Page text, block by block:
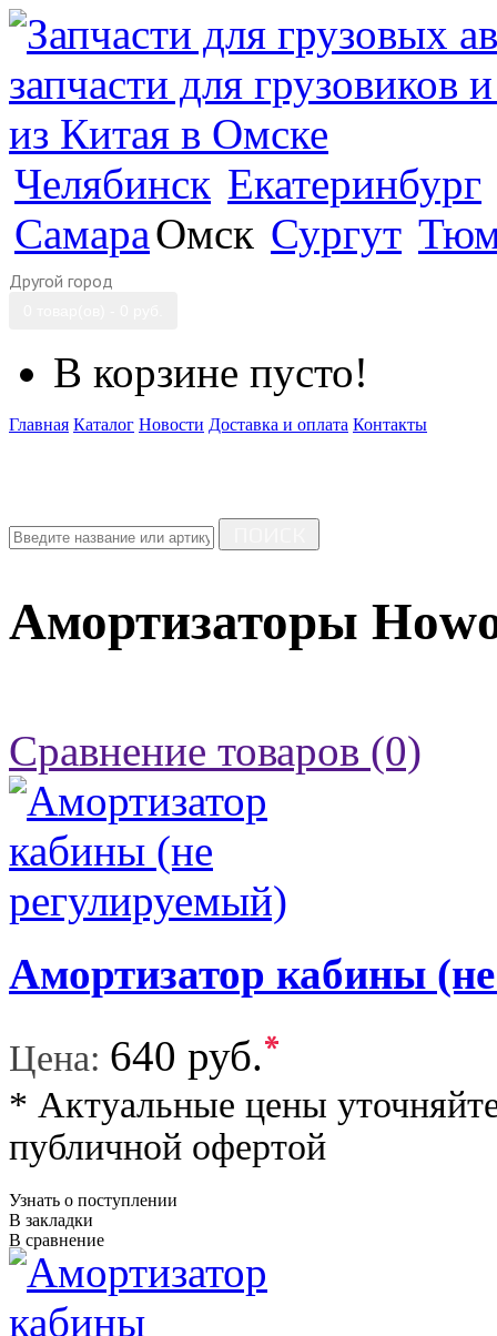
Челябинск Екатеринбург
СамараОмск Сургут
Другой город
В корзине пусто!
Главная Каталог Новости Доставка и оплата Контакты
Амортизаторы
Сравнение товаров (0)
Амортизатор кабины
Цена: 640 руб.*
* Актуальные цены
публичной офертой
Узнать о поступлении
В закладки
В сравнение